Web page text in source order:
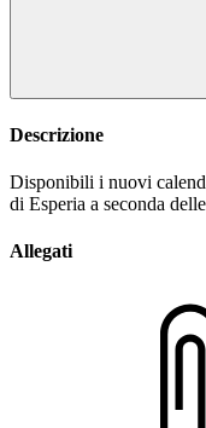
Descrizione
Disponibili i nuovi
di Esperia a seconda
Allegati